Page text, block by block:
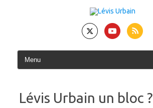
Lévis Urbain un bloc ?